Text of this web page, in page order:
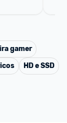
gamer
HD e SSD